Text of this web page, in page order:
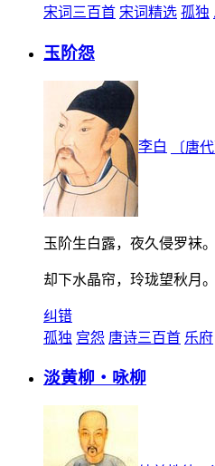
宋词三百首 宋词精选 孤独
玉阶怨
李白 〔唐代
玉阶生白露，夜久侵罗袜。
却下水晶帘，玲珑望秋月
纠错
孤独 宫怨 唐诗三百首 乐府
淡黄柳・咏柳